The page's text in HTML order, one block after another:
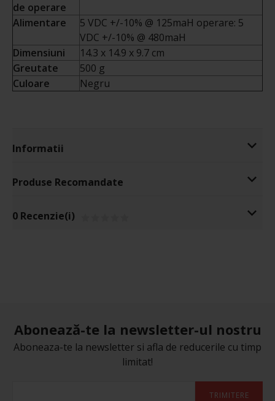
de operare
Alimentare
5 VDC +/-10% @ 125maH operare: 5
VDC +/-10% @ 480maH
Dimensiuni
14.3 x 14.9 x 9.7 cm
Greutate
500 g
Culoare
Negru
Informatii
Produse Recomandate
0 Recenzie(i)
Abonează-te la newsletter-ul nostru
Aboneaza-te la newsletter si afla de reducerile cu timp
limitat!
TRIMITERE